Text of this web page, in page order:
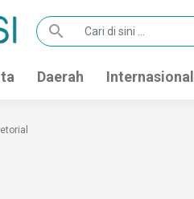
search
Daerah Internasional